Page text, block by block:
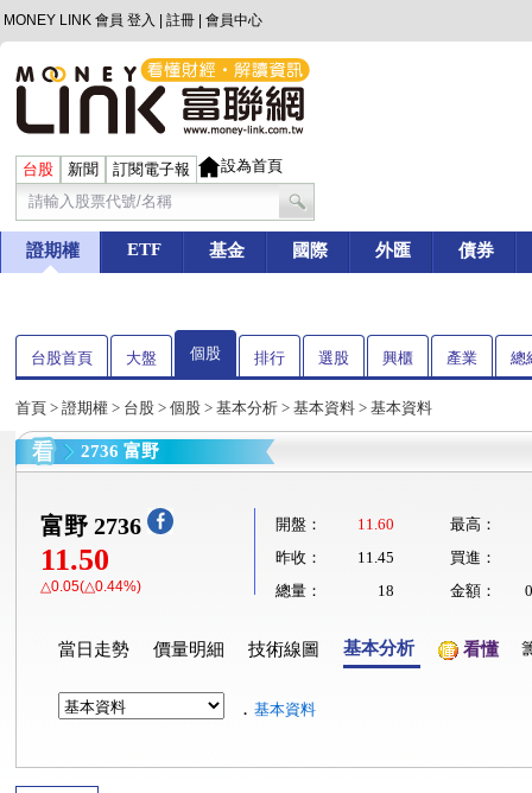
MONEY LINK 會員 登入 註冊 會員中心
台股 新聞 訂閱電子報 設為首頁
證期權 ETF 基金 國際 外匯 債券
台股首頁 大盤 個股 排行 選股 興櫃 產業 總
首頁 > 證期權 > 台股 > 個股 > 基本分析 > 基本資料 > 基本資料
2736 富野
富野 2736
11.50
△0.05(△0.44%)
開盤： 11.60
最高：
昨收：
11.45
買進：
總量：
18 金額：
當日走勢 價量明細 技術線圖 基本分析 看懂
． 基本資料